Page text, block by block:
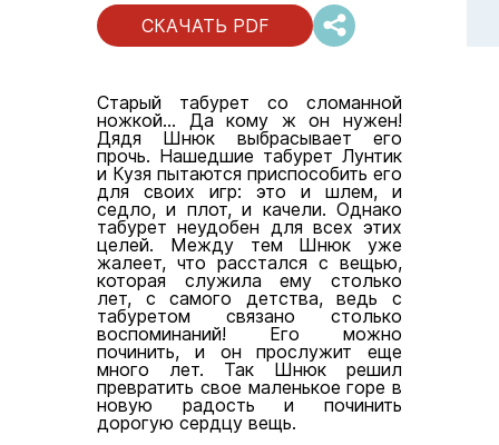
СКАЧАТЬ PDF
Старый табурет со сломанной
ножкой... Да кому ж он нужен!
Дядя Шнюк выбрасывает его
прочь. Нашедшие табурет Лунтик
и Кузя пытаются приспособить его
для своих игр: это и шлем, и
седло, и плот, и качели. Однако
табурет неудобен для всех этих
целей. Между тем Шнюк уже
жалеет, что расстался с вещью,
которая служила ему столько
лет, с самого детства, ведь с
табуретом связано столько
воспоминаний! Его можно
починить, и он прослужит еще
много лет. Так Шнюк решил
превратить свое маленькое горе в
новую радость и починить
дорогую сердцу вещь.